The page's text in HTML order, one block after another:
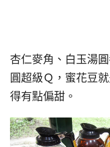
杏仁麥角、白玉湯
圓超級Ｑ，蜜花豆
得有點偏甜。